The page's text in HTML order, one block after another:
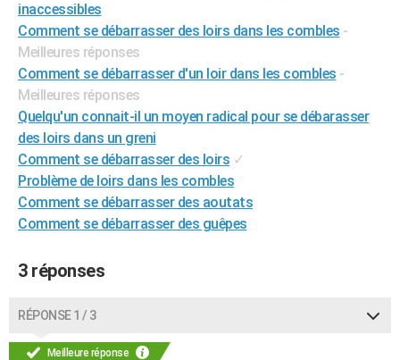
Destinations
City break
Voyage nature
Voyage de noces
Forum
Climat
PHOTO
GUIDES D'ACHAT
BONS PLANS
CARTE DE VOEUX
Carte de Noël
Carte Bonne année
Carte Saint-Valentin
Carte Pâques
Carte d'anniversaire
DICTIONNAIRE
Dictionnaire
Biographies
Citations
Expressions
Proverbes
PROGRAMME TV
S'inscrire
Se connecter
Lycées
Collèges
Primaires
Universités
Entreprises
Service militaire
Avis de recherche
AVIS DE DÉCÈS
FORUM
Bricolage
Lifestyle
Culture
Sport
Auto
Television
Voyage
Cinema
inaccessibles
Comment se débarrasser des loirs dans les combles -
Meilleures réponses
Comment se débarrasser d'un loir dans les combles -
Meilleures réponses
Quelqu'un connait-il un moyen radical pour se débarasser
des loirs dans un greni
Comment se débarrasser des loirs ✓
Problème de loirs dans les combles
Comment se débarrasser des aoutats
Comment se débarrasser des guêpes
3 réponses
RÉPONSE 1 / 3
Meilleure réponse